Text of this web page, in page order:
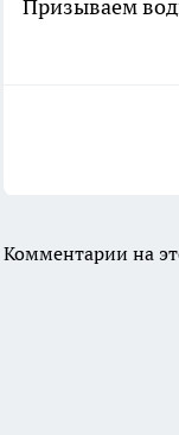
Призываем
Комментарии на